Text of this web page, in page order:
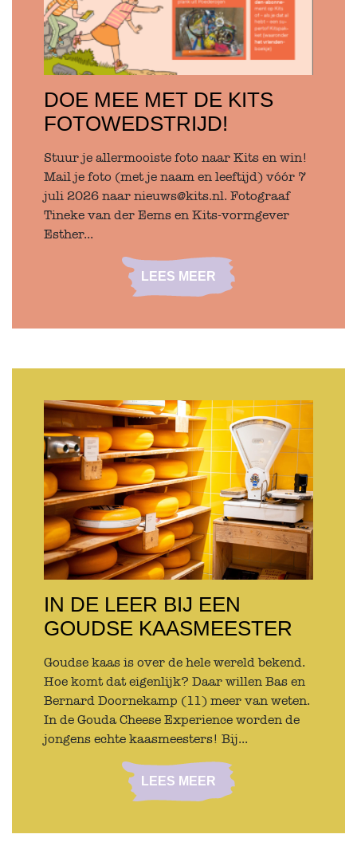
DOE MEE MET DE KITS
FOTOWEDSTRIJD!
Stuur je allermooiste foto naar Kits en win!
Mail je foto (met je naam en leeftijd) vóór 7
juli 2026 naar nieuws@kits.nl. Fotograaf
Tineke van der Eems en Kits-vormgever
Esther...
LEES MEER
IN DE LEER BIJ EEN
GOUDSE KAASMEESTER
Goudse kaas is over de hele wereld bekend.
Hoe komt dat eigenlijk? Daar willen Bas en
Bernard Doornekamp (11) meer van weten.
In de Gouda Cheese Experience worden de
jongens echte kaasmeesters! Bij...
LEES MEER